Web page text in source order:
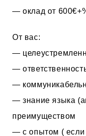
— оклад от
От вас:
—
—
—
— знание языка
преимуществом
— с опытом ( если